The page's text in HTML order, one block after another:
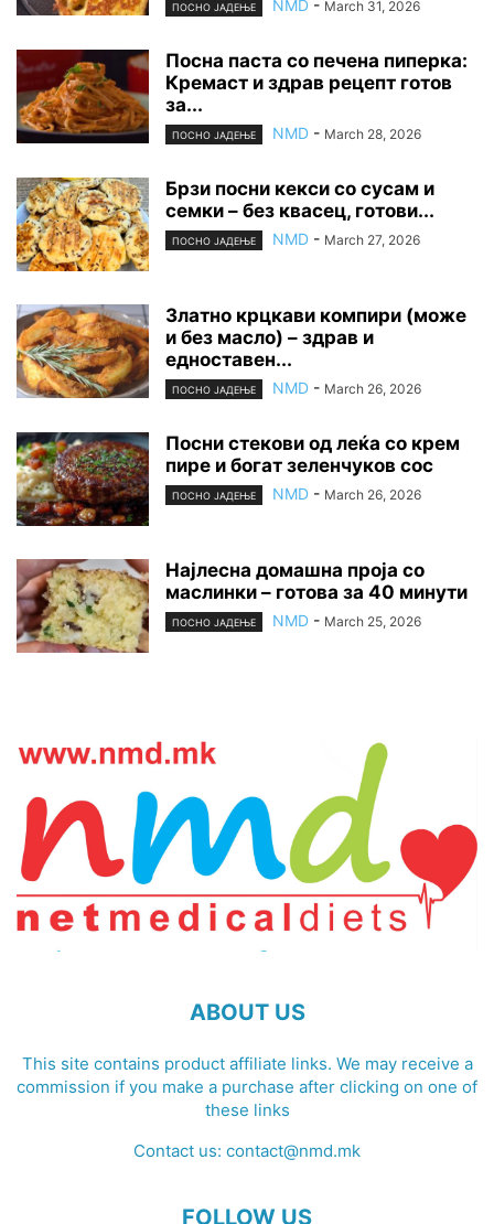
ПОСНО ЈАДЕЊЕ NMD - March 31, 2026
Посна паста со печена пиперка:
Кремаст и здрав рецепт готов
за...
ПОСНО ЈАДЕЊЕ NMD - March 28, 2026
Брзи посни кекси со сусам и
семки – без квасец, готови...
ПОСНО ЈАДЕЊЕ NMD - March 27, 2026
Златно крцкави компири (може
и без масло) – здрав и
едноставен...
ПОСНО ЈАДЕЊЕ NMD - March 26, 2026
Посни стекови од леќа со крем
пире и богат зеленчуков сос
ПОСНО ЈАДЕЊЕ NMD - March 26, 2026
Најлесна домашна проја со
маслинки – готова за 40 минути
ПОСНО ЈАДЕЊЕ NMD - March 25, 2026
ABOUT US
This site contains product affiliate links. We may receive a
commission if you make a purchase after clicking on one of
these links
Contact us: contact@nmd.mk
FOLLOW US